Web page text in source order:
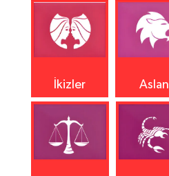
İkizler Aslan